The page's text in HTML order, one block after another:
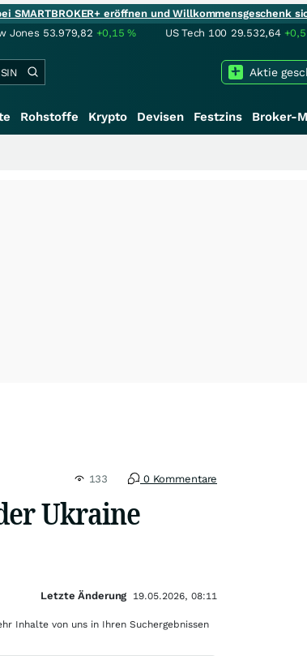
SMARTBROKER+ eröffnen und Willkommensgeschenk
Jones 53.979,82 +0,15% US Tech 100 29.532,64
Aktie
Rohstoffe Krypto Devisen Festzins Broker-
133 0 Kommentare
Ukraine
Letzte Änderung 19.05.2026, 08:11
Inhalte von uns in Ihren Suchergebnissen